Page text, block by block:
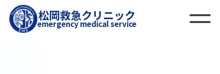
松岡救急クリニック
emergency medical service